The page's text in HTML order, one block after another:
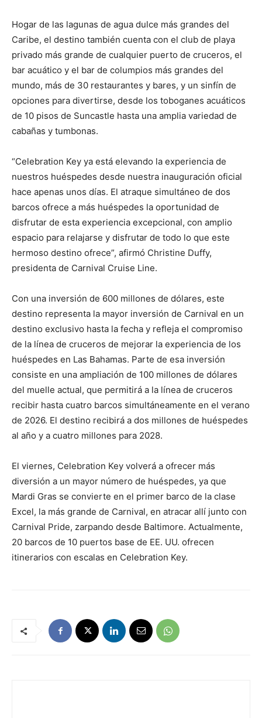
Hogar de las lagunas de agua dulce más grandes del
Caribe, el destino también cuenta con el club de playa
privado más grande de cualquier puerto de cruceros, el
bar acuático y el bar de columpios más grandes del
mundo, más de 30 restaurantes y bares, y un sinfín de
opciones para divertirse, desde los toboganes acuáticos
de 10 pisos de Suncastle hasta una amplia variedad de
cabañas y tumbonas.
“Celebration Key ya está elevando la experiencia de
nuestros huéspedes desde nuestra inauguración oficial
hace apenas unos días. El atraque simultáneo de dos
barcos ofrece a más huéspedes la oportunidad de
disfrutar de esta experiencia excepcional, con amplio
espacio para relajarse y disfrutar de todo lo que este
hermoso destino ofrece”, afirmó Christine Duffy,
presidenta de Carnival Cruise Line.
Con una inversión de 600 millones de dólares, este
destino representa la mayor inversión de Carnival en un
destino exclusivo hasta la fecha y refleja el compromiso
de la línea de cruceros de mejorar la experiencia de los
huéspedes en Las Bahamas. Parte de esa inversión
consiste en una ampliación de 100 millones de dólares
del muelle actual, que permitirá a la línea de cruceros
recibir hasta cuatro barcos simultáneamente en el verano
de 2026. El destino recibirá a dos millones de huéspedes
al año y a cuatro millones para 2028.
El viernes, Celebration Key volverá a ofrecer más
diversión a un mayor número de huéspedes, ya que
Mardi Gras se convierte en el primer barco de la clase
Excel, la más grande de Carnival, en atracar allí junto con
Carnival Pride, zarpando desde Baltimore. Actualmente,
20 barcos de 10 puertos base de EE. UU. ofrecen
itinerarios con escalas en Celebration Key.